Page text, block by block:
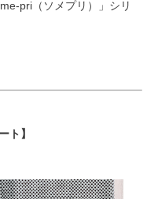
pri（ソメプリ）」シリ
ト】